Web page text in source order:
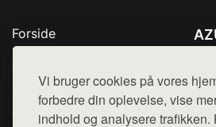
Vi bruger cookies på vores
forbedre din oplevelse, vise
indhold og analysere trafikken.
Forside
Produkter
Top Rabatter
Jotun maling